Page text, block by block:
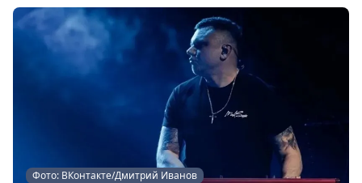
Фото: ВКонтакте/Дмитрий Иванов